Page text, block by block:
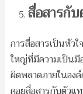
สื่อสารกั
การสื่อสารเป็นหัว
ใหญ่ที่มีความเป็นมื
ผิดพลาดภายในอง